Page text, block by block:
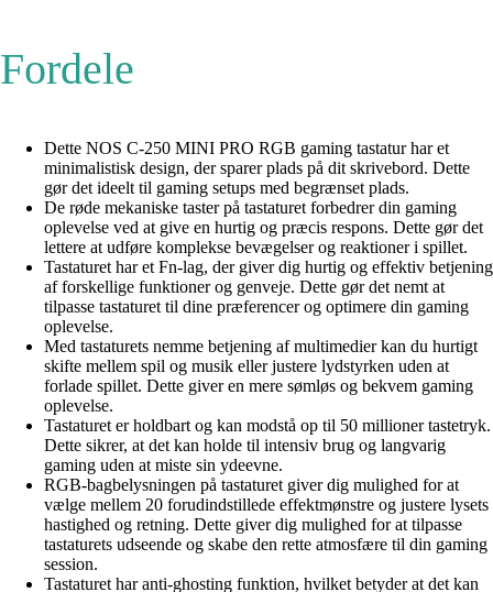
Fordele
Dette NOS C-250 MINI PRO RGB gaming tastatur har et
minimalistisk design, der sparer plads på dit skrivebord. Dette
gør det ideelt til gaming setups med begrænset plads.
De røde mekaniske taster på tastaturet forbedrer din gaming
oplevelse ved at give en hurtig og præcis respons. Dette gør det
lettere at udføre komplekse bevægelser og reaktioner i spillet.
Tastaturet har et Fn-lag, der giver dig hurtig og effektiv betjening
af forskellige funktioner og genveje. Dette gør det nemt at
tilpasse tastaturet til dine præferencer og optimere din gaming
oplevelse.
Med tastaturets nemme betjening af multimedier kan du hurtigt
skifte mellem spil og musik eller justere lydstyrken uden at
forlade spillet. Dette giver en mere sømløs og bekvem gaming
oplevelse.
Tastaturet er holdbart og kan modstå op til 50 millioner tastetryk.
Dette sikrer, at det kan holde til intensiv brug og langvarig
gaming uden at miste sin ydeevne.
RGB-bagbelysningen på tastaturet giver dig mulighed for at
vælge mellem 20 forudindstillede effektmønstre og justere lysets
hastighed og retning. Dette giver dig mulighed for at tilpasse
tastaturets udseende og skabe den rette atmosfære til din gaming
session.
Tastaturet har anti-ghosting funktion, hvilket betyder at det kan